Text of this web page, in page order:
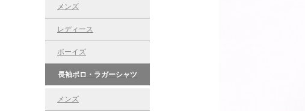
メンズ
レディース
ボーイズ
長袖ポロ・ラガーシャツ
メンズ